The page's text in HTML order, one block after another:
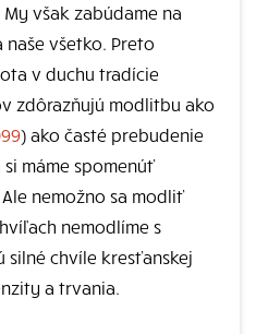
však zabúdame na
všetko. Preto
v duchu tradície
zdôrazňujú modlitbu ako
) ako časté prebudenie
si máme spomenúť
nemožno sa modliť
nemodlíme s
silné chvíle kresťanskej
a trvania.